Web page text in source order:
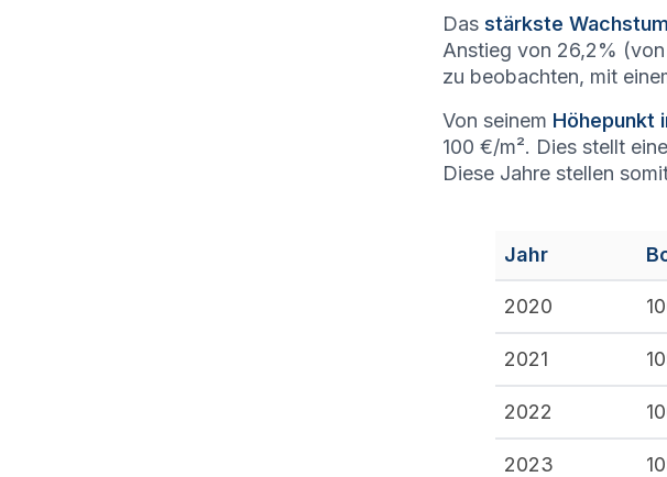
Das stärkste Wachstum
Anstieg von 26,2%
zu beobachten, mit
Von seinem Höhepunkt
100 €/m². Dies stellt
Diese Jahre stellen
Jahr
2020
2021
2022
2023